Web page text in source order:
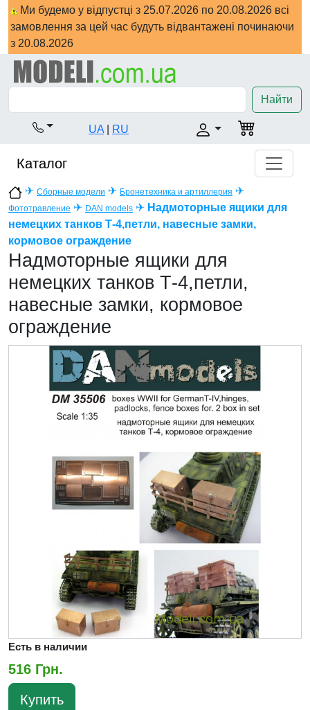
Ми будемо у відпустці з 25.07.2026 по 20.08.2026 всі
замовлення за цей час будуть відвантажені починаючи
з 20.08.2026
Найти
UA RU
Каталог
✈ Сборные модели ✈ Бронетехника и артиллерия ✈
Фототравление ✈ DAN models ✈ Надмоторные ящики для
немецких танков Т-4,петли, навесные замки,
кормовое ограждение
Надмоторные ящики для
немецких танков Т-4,петли,
навесные замки, кормовое
ограждение
Есть в наличии
516 Грн.
Купить